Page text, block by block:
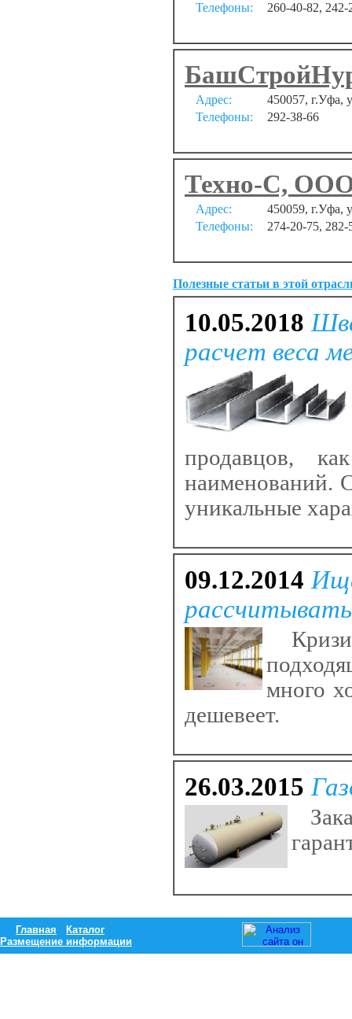
Телефоны:
260-40-82, 242-
Адрес:
450057, г.Уфа,
Телефоны:
292-38-66
Техно-С,
Адрес:
450059, г.Уфа,
Телефоны:
274-20-75,
Полезные статьи в этой
10.05.2018
расчет веса
продавцов,
наименований.
уникальные
09.12.2014
много
дешевеет.
26.03.2015
Главная
Каталог
Размещение информации